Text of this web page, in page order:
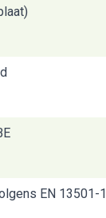
EN 13501-1